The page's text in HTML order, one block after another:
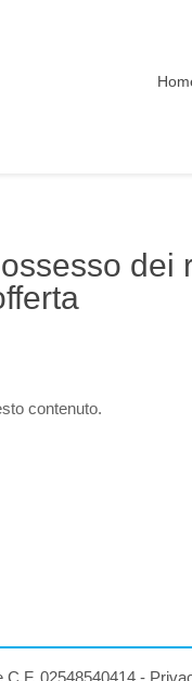
contenuto.
02548540414 -